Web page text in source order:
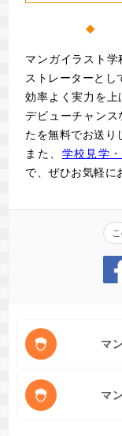
◆
マンガイラスト
ストレーターとし
効率よく実力を
デビューチャンス
たを無料でお送り
また、 学校見学
で、ぜひお気軽に
マ
マ